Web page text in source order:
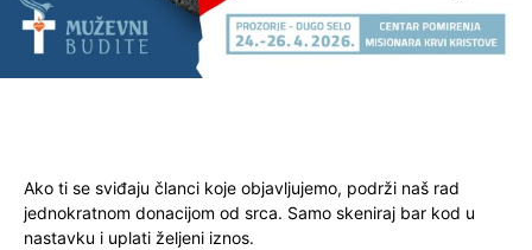
Ako ti se sviđaju članci koje objavljujemo, podrži naš rad
jednokratnom donacijom od srca. Samo skeniraj bar kod u
nastavku i uplati željeni iznos.